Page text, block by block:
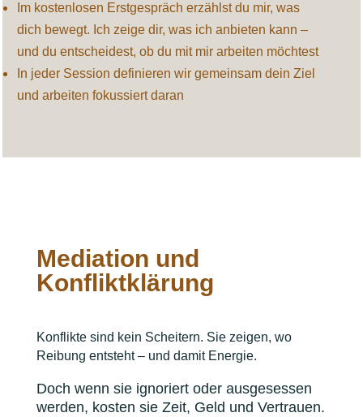
Im kostenlosen Erstgespräch erzählst du mir, was
dich bewegt. Ich zeige dir, was ich anbieten kann –
und du entscheidest, ob du mit mir arbeiten möchtest
In jeder Session definieren wir gemeinsam dein Ziel
und arbeiten fokussiert daran
Mediation und
Konfliktklärung
Konflikte sind kein Scheitern. Sie zeigen, wo
Reibung entsteht – und damit Energie.
Doch wenn sie ignoriert oder ausgesessen
werden, kosten sie Zeit, Geld und Vertrauen.